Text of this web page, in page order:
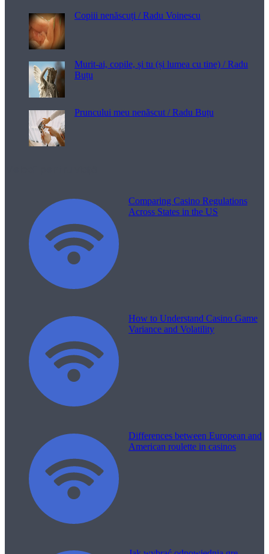
Copiii nenăscuți / Radu Voinescu
Murit-ai, copile, și tu (și lumea cu tine) / Radu
Buțu
Pruncului meu nenăscut / Radu Buțu
Comparing Casino Regulations
Across States in the US
How to Understand Casino Game
Variance and Volatility
Differences between European and
American roulette in casinos